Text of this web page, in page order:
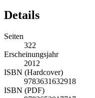
Details
Seiten
322
Erscheinungsjahr
2012
ISBN (Hardcover)
9783631632918
ISBN (PDF)